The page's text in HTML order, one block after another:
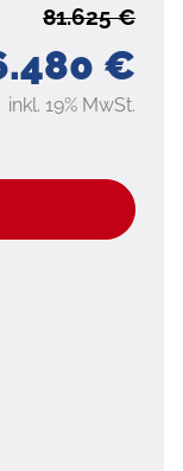
€
81.625 €
inkl. 19% MwSt.